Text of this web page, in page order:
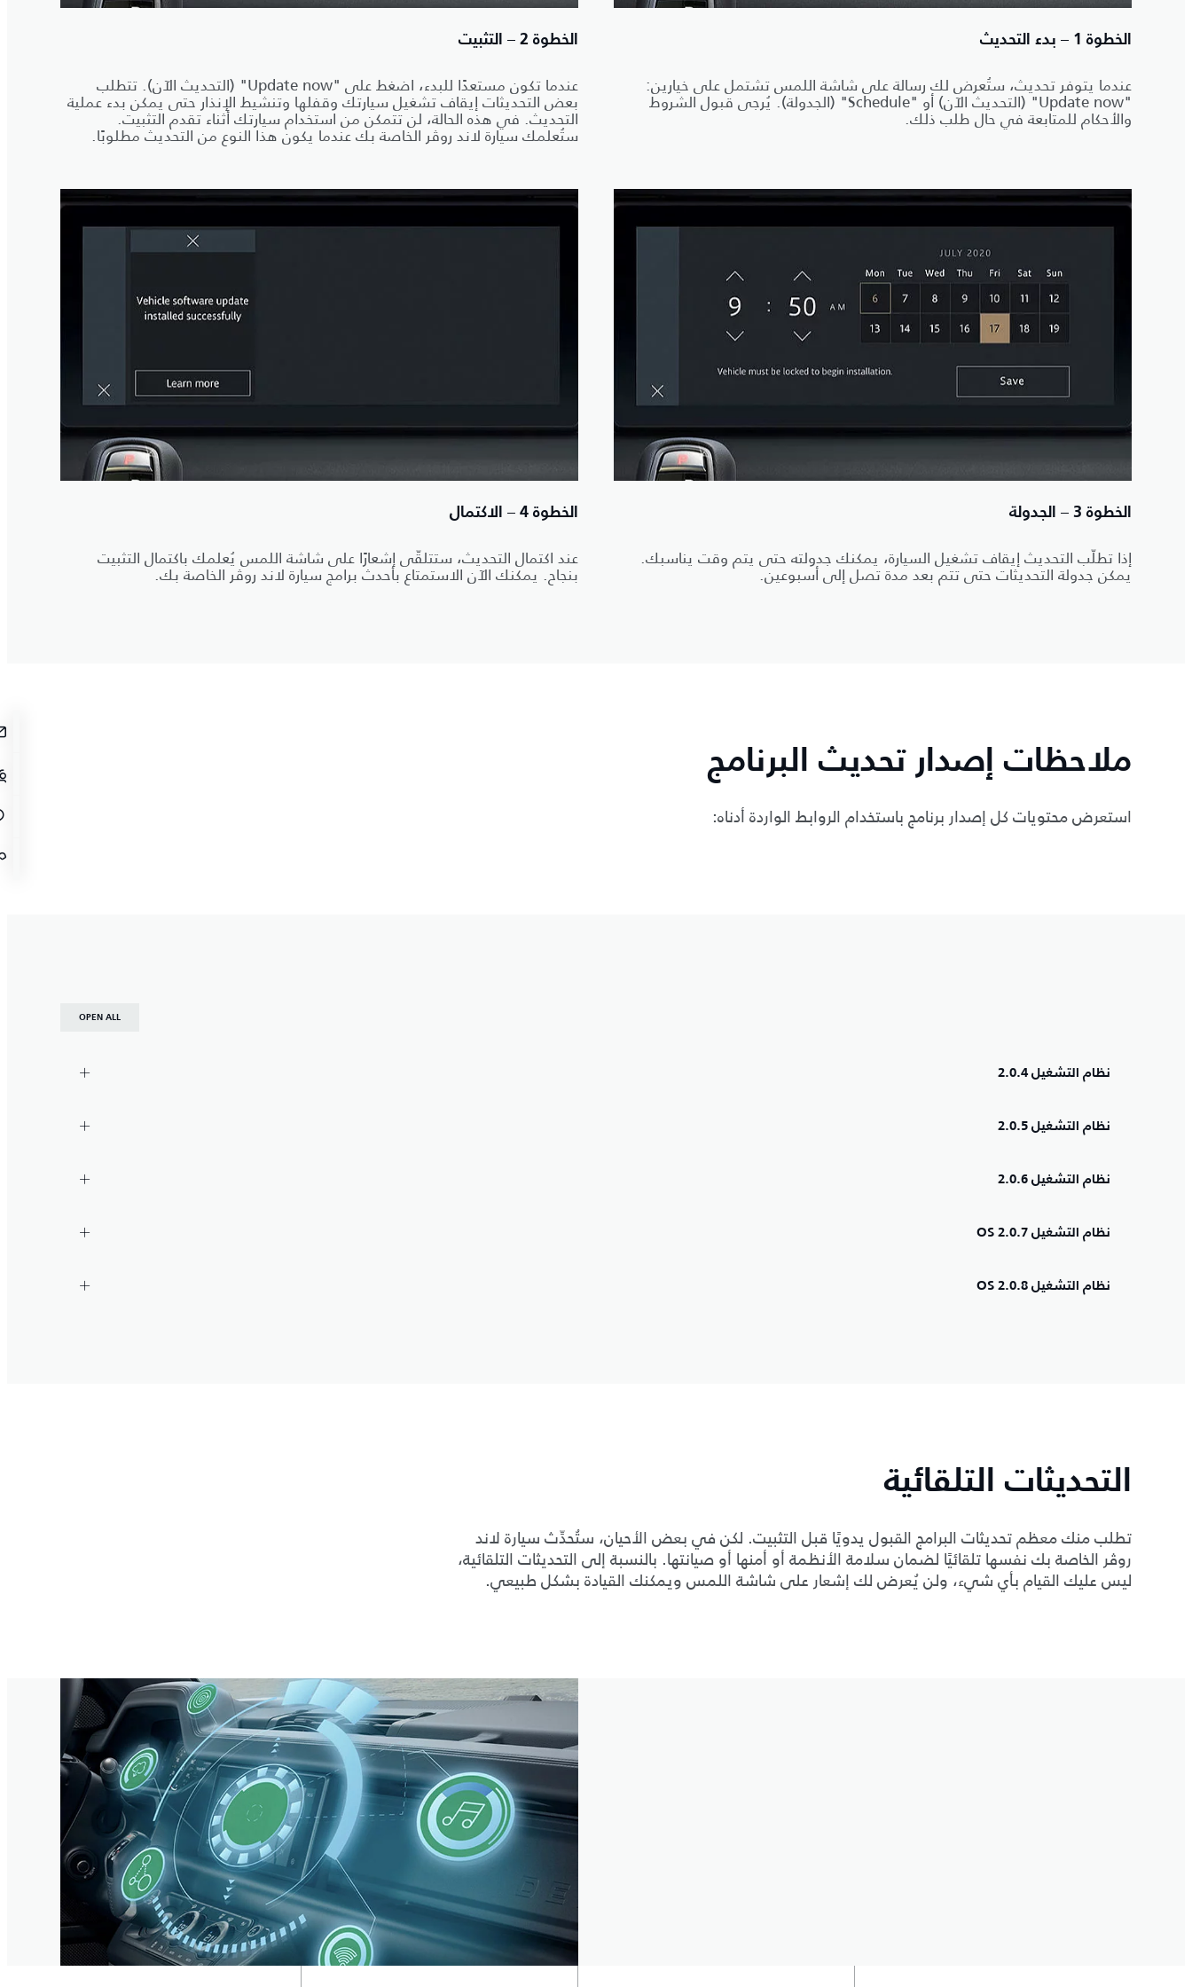
الخطوة 1 – بدء التحديث
عندما يتوفر تحديث، ستُعرض لك رسالة على شاشة اللمس تشتمل على خيارين:
"Update now" (التحديث الآن) أو "Schedule" (الجدولة). يُرجى قبول الشروط
والأحكام للمتابعة في حال طلب ذلك.
الخطوة 2 – التثبيت
عندما تكون مستعدًا للبدء، اضغط على "Update now" (التحديث الآن). تتطلب
بعض التحديثات إيقاف تشغيل سيارتك وقفلها وتنشيط الإنذار حتى يمكن بدء عملية
التحديث. في هذه الحالة، لن تتمكن من استخدام سيارتك أثناء تقدم التثبيت.
ستُعلمك سيارة لاند روڤر الخاصة بك عندما يكون هذا النوع من التحديث مطلوبًا.
الخطوة 3 – الجدولة
إذا تطلّب التحديث إيقاف تشغيل السيارة، يمكنك جدولته حتى يتم وقت يناسبك.
يمكن جدولة التحديثات حتى تتم بعد مدة تصل إلى أسبوعين.
الخطوة 4 – الاكتمال
عند اكتمال التحديث، ستتلقّى إشعارًا على شاشة اللمس يُعلمك باكتمال التثبيت
بنجاح. يمكنك الآن الاستمتاع بأحدث برامج سيارة لاند روڤر الخاصة بك.
ملاحظات إصدار تحديث البرنامج
استعرض محتويات كل إصدار برنامج باستخدام الروابط الواردة أدناه:
OPEN ALL
نظام التشغيل 2.0.4
نظام التشغيل 2.0.5
نظام التشغيل 2.0.6
نظام التشغيل OS 2.0.7
نظام التشغيل OS 2.0.8
التحديثات التلقائية
تطلب منك معظم تحديثات البرامج القبول يدويًا قبل التثبيت. لكن في بعض الأحيان، ستُحدِّث سيارة لاند
روڤر الخاصة بك نفسها تلقائيًا لضمان سلامة الأنظمة أو أمنها أو صيانتها. بالنسبة إلى التحديثات التلقائية،
ليس عليك القيام بأي شيء، ولن يُعرض لك إشعار على شاشة اللمس ويمكنك القيادة بشكل طبيعي.